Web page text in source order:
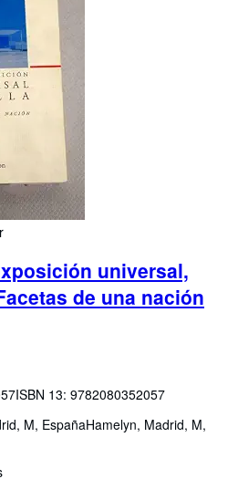
universal,
de una nación
ISBN 13: 9782080352057
M, EspañaHamelyn, Madrid, M,